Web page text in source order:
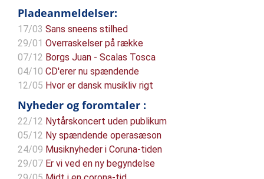
Pladeanmeldelser:
17/03 Sans sneens stilhed
29/01 Overraskelser på række
07/12 Borgs Juan - Scalas Tosca
04/10 CD'erer nu spændende
12/05 Hvor er dansk musikliv rigt
Nyheder og foromtaler :
22/12 Nytårskoncert uden publikum
05/12 Ny spændende operasæson
24/09 Musiknyheder i Coruna-tiden
29/07 Er vi ved en ny begyndelse